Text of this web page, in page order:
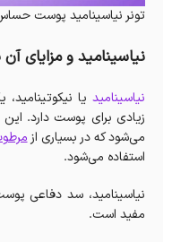
تونر نیاسینامید پوست حساس ایلابرت
نیاسینامید و مزایای
نیاسینامید
زیادی برای پوست دارد.
می‌شود که در بسیاری از
استفاده می‌شود.
نیاسینامید، سد دفاعی
مفید است.